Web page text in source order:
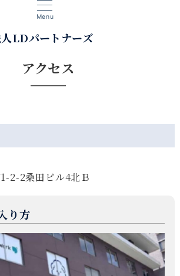
Menu
LDパートナーズ
アクセス
2-2桑田ビル4北Ｂ
り方